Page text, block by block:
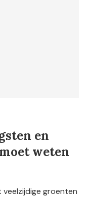
en
weten
veelzijdige groenten